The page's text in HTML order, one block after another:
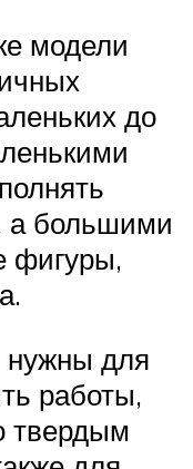
модели
до
а большими
фигуры,
нужны для
работы,
твердым